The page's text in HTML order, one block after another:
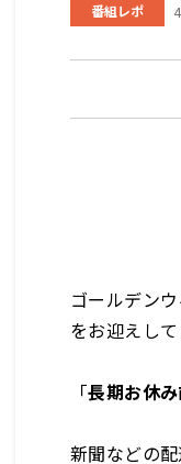
番組レポ
ゴールデン
をお迎えして
「長期お休
新聞などの